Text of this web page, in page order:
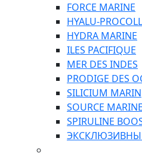
FORCE MARINE
HYALU-
HYDRA MARINE
ILES PACIFIQUE
MER DES INDES
PRODIGE DES
SILICIUM MARIN
SOURCE MARINE
SPIRULINE